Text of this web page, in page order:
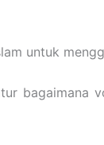
untuk
bagaimana